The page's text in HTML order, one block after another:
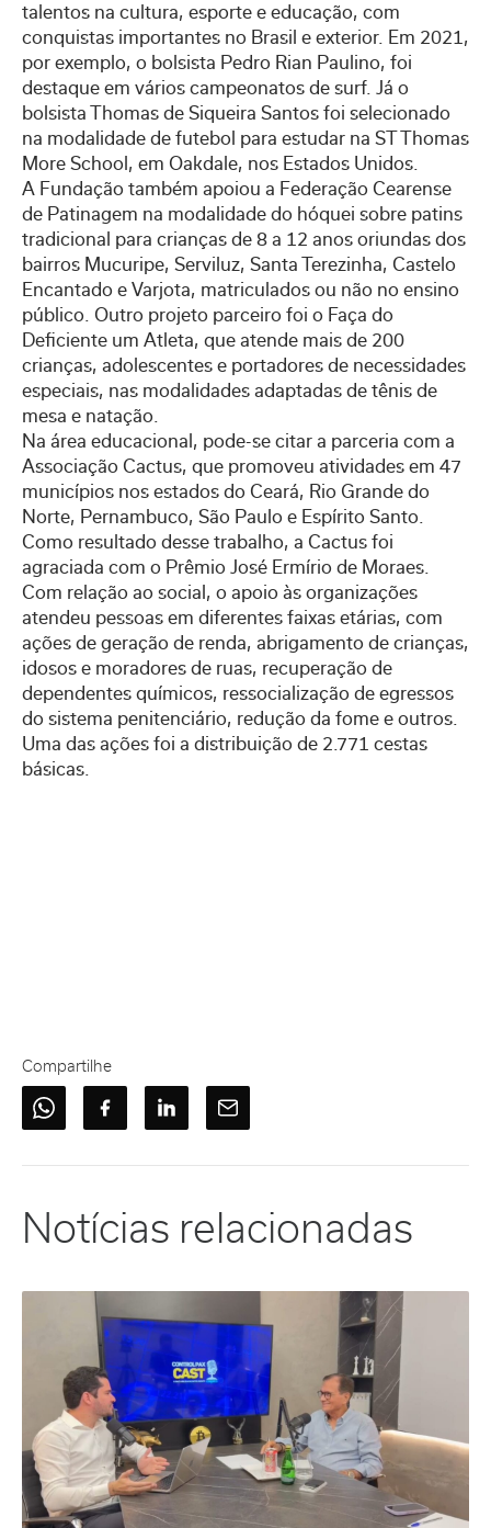
talentos na cultura, esporte e educação, com
conquistas importantes no Brasil e exterior. Em 2021,
por exemplo, o bolsista Pedro Rian Paulino, foi
destaque em vários campeonatos de surf. Já o
bolsista Thomas de Siqueira Santos foi selecionado
na modalidade de futebol para estudar na ST Thomas
More School, em Oakdale, nos Estados Unidos.
A Fundação também apoiou a Federação Cearense
de Patinagem na modalidade do hóquei sobre patins
tradicional para crianças de 8 a 12 anos oriundas dos
bairros Mucuripe, Serviluz, Santa Terezinha, Castelo
Encantado e Varjota, matriculados ou não no ensino
público. Outro projeto parceiro foi o Faça do
Deficiente um Atleta, que atende mais de 200
crianças, adolescentes e portadores de necessidades
especiais, nas modalidades adaptadas de tênis de
mesa e natação.
Na área educacional, pode-se citar a parceria com a
Associação Cactus, que promoveu atividades em 47
municípios nos estados do Ceará, Rio Grande do
Norte, Pernambuco, São Paulo e Espírito Santo.
Como resultado desse trabalho, a Cactus foi
agraciada com o Prêmio José Ermírio de Moraes.
Com relação ao social, o apoio às organizações
atendeu pessoas em diferentes faixas etárias, com
ações de geração de renda, abrigamento de crianças,
idosos e moradores de ruas, recuperação de
dependentes químicos, ressocialização de egressos
do sistema penitenciário, redução da fome e outros.
Uma das ações foi a distribuição de 2.771 cestas
básicas.
Compartilhe
Notícias relacionadas